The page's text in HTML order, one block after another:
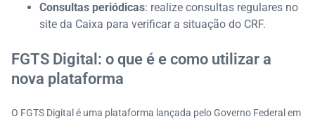
Consultas periódicas: realize consultas regulares no
site da Caixa para verificar a situação do CRF.​
FGTS Digital: o que é e como utilizar a
nova plataforma
O FGTS Digital é uma plataforma lançada pelo Governo Federal em